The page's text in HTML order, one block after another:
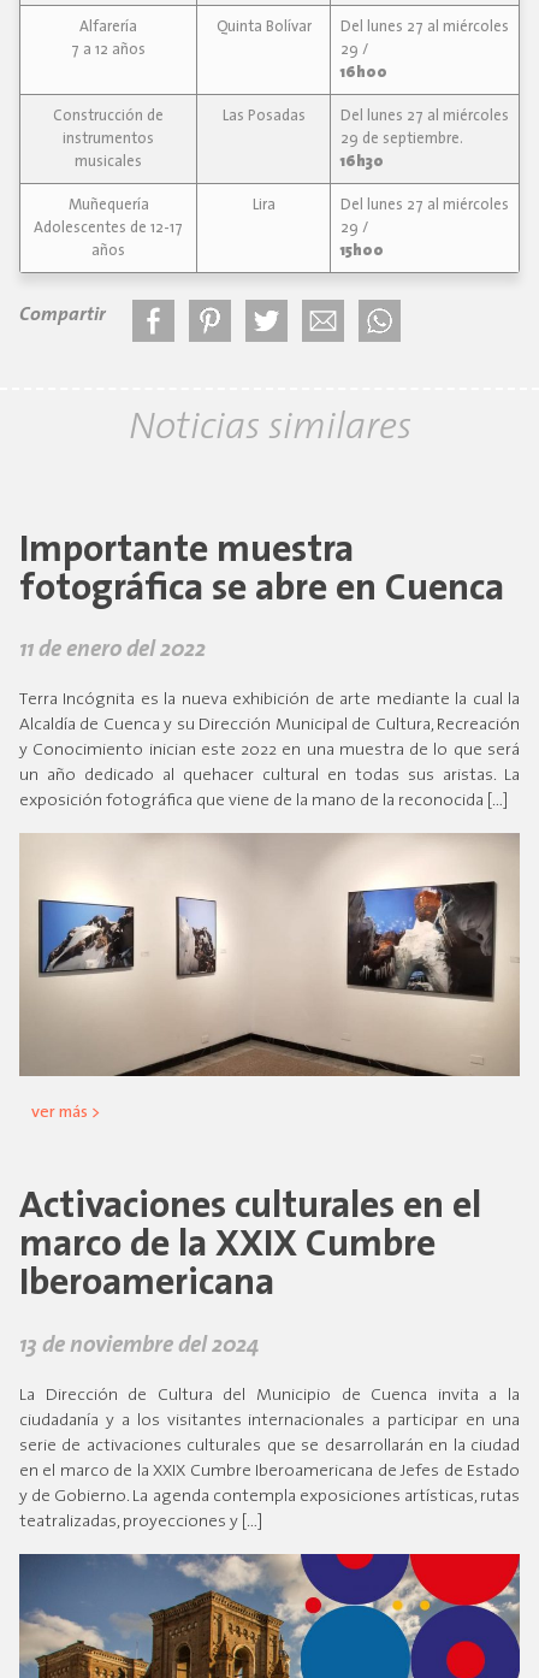
Alfarería
7 a 12 años
Quinta Bolívar
Del lunes 27 al miércoles
29 /
16h00
Construcción de
instrumentos
musicales
Las Posadas
Del lunes 27 al miércoles
29 de septiembre.
16h30
Muñequería
Adolescentes de 12-17
años
Lira
Del lunes 27 al miércoles
29 /
15h00
Compartir
Noticias similares
Importante muestra
fotográfica se abre en Cuenca
11 de enero del 2022
Terra Incógnita es la nueva exhibición de arte mediante la cual la
Alcaldía de Cuenca y su Dirección Municipal de Cultura, Recreación
y Conocimiento inician este 2022 en una muestra de lo que será
un año dedicado al quehacer cultural en todas sus aristas. La
exposición fotográfica que viene de la mano de la reconocida […]
ver más >
Activaciones culturales en el
marco de la XXIX Cumbre
Iberoamericana
13 de noviembre del 2024
La Dirección de Cultura del Municipio de Cuenca invita a la
ciudadanía y a los visitantes internacionales a participar en una
serie de activaciones culturales que se desarrollarán en la ciudad
en el marco de la XXIX Cumbre Iberoamericana de Jefes de Estado
y de Gobierno. La agenda contempla exposiciones artísticas, rutas
teatralizadas, proyecciones y […]